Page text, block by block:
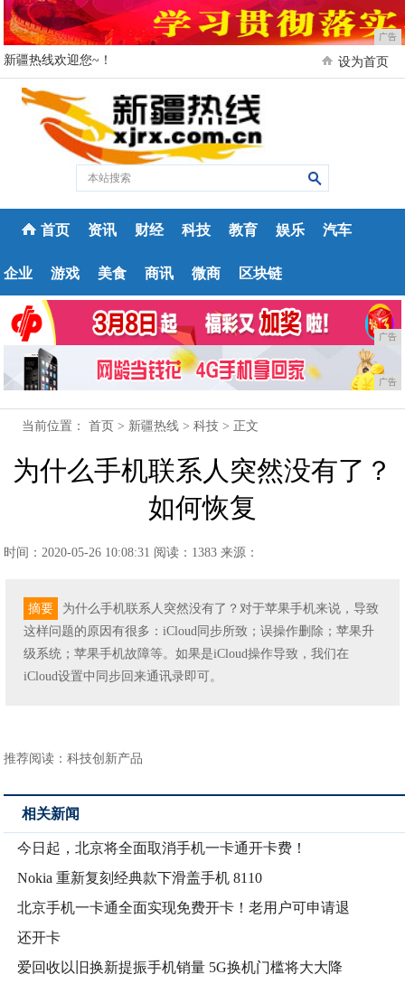
广告
新疆热线欢迎您~！ 设为首页
首页 资讯 财经 科技 教育 娱乐 汽车
企业 游戏 美食 商讯 微商 区块链
广告
广告
当前位置：首页 > 新疆热线 >科技 > 正文
为什么手机联系人突然没有了？
如何恢复
时间：2020-05-26 10:08:31 阅读：1383 来源：
摘要
为什么手机联系人突然没有了？对于苹果手机来说，导致
这样问题的原因有很多：iCloud同步所致；误操作删除；苹果升
级系统；苹果手机故障等。如果是iCloud操作导致，我们在
iCloud设置中同步回来通讯录即可。
推荐阅读：科技创新产品
相关新闻
今日起，北京将全面取消手机一卡通开卡费！
Nokia 重新复刻经典款下滑盖手机 8110
北京手机一卡通全面实现免费开卡！老用户可申请退
还开卡
爱回收以旧换新提振手机销量 5G换机门槛将大大降